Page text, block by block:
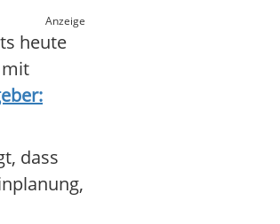
Anzeige
heute
mit
dass